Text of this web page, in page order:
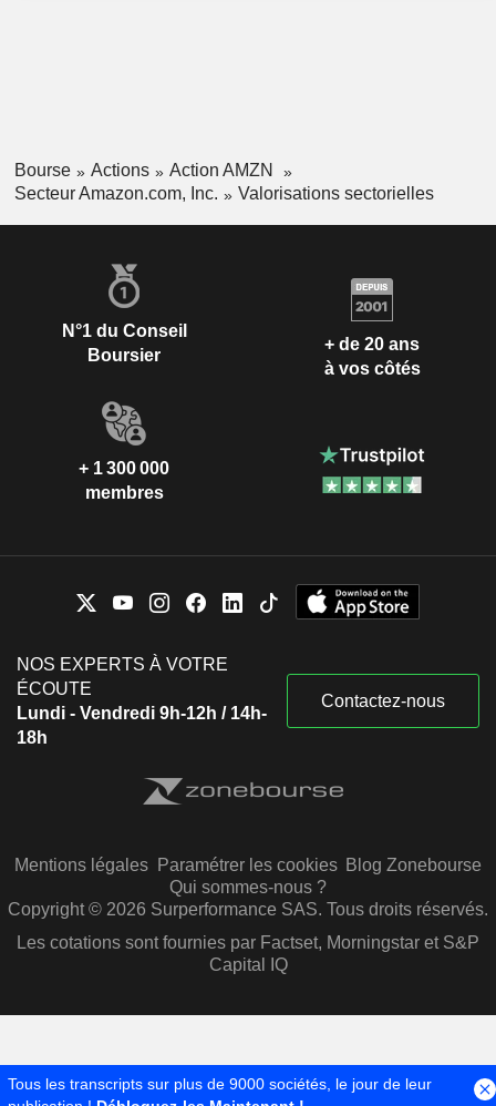
Bourse Actions
Action AMZN
Secteur Amazon.com, Inc.
Valorisations sectorielles
N°1 du Conseil
Boursier
+ de 20 ans
à vos côtés
+ 1 300 000
membres
NOS EXPERTS À VOTRE
ÉCOUTE
Lundi - Vendredi 9h-12h / 14h-
18h
Contactez-nous
Mentions légales Paramétrer les cookies Blog Zonebourse
Qui sommes-nous ?
Copyright © 2026 Surperformance SAS. Tous droits réservés.
Les cotations sont fournies par Factset, Morningstar et S&P
Capital IQ
Tous les transcripts sur plus de 9000 sociétés, le jour de leur